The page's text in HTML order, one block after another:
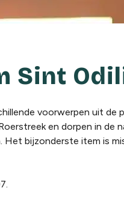
Sint
voorwerpen uit de
en dorpen in de
Het bijzonderste item is